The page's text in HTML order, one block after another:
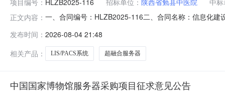
项目编号： HLZB2025-116 招标单位： 陕西省勉县中医院
中
正文内容： 一、合同编号：HLZB2025-116二、合同名称：信息化
国尊城C幢3楼联系方式：0916-3238699六、合同主要
发布时间： 2026-08-04 21:48
相关产品：
LIS/PACS系统 超融合服务器
中国国家博物馆服务器采购项目征求意见公告